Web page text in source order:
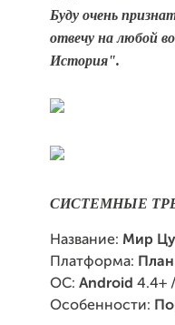
Буду очень
отвечу на любой
История".
СИСТЕМНЫЕ
Название: Мир
Платформа:
ОС: Android 4.4+ /
Особенности: